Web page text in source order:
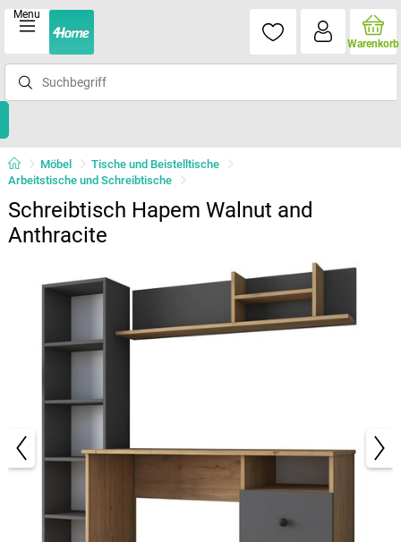
Menu
Warenkorb
Möbel
Tische und Beistelltische
Arbeitstische und Schreibtische
Schreibtisch Hapem Walnut and
Anthracite